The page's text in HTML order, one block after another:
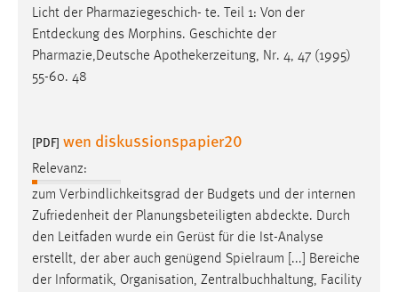
Licht der Pharmaziegeschich- te. Teil 1: Von der
Entdeckung des Morphins. Geschichte der
Pharmazie,Deutsche Apothekerzeitung, Nr. 4, 47 (1995)
55-60. 48
[PDF] wen diskussionspapier20
Relevanz:
zum Verbindlichkeitsgrad der Budgets und der internen
Zufriedenheit der Planungsbeteiligten abdeckte. Durch
den Leitfaden wurde ein Gerüst für die Ist-Analyse
erstellt, der aber auch genügend Spielraum [...] Bereiche
der Informatik, Organisation, Zentralbuchhaltung, Facility
Zweck:
Wird benötigt um die Chatfunktion nutzen zu können.
Cookie Laufzeit:
Login
Name:
fe_user, be_user, be_lastLoginProvider
Zweck:
Dieser Cookie ist notwendig um sich an der Website